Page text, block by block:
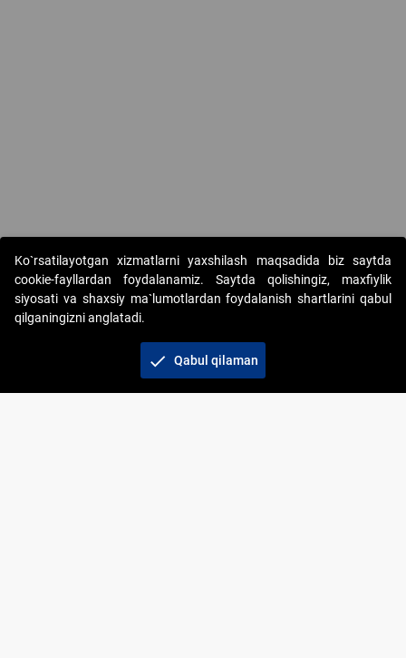
Copyright © 2017-2026. "Elektron onlayn-auksionlarni
tashkil etish" AJ. Barcha huquqlar himoyalangan
Ko`rsatilayotgan xizmatlarni yaxshilash maqsadida biz saytda
cookie-fayllardan foydalanamiz. Saytda qolishingiz, maxfiylik
siyosati va shaxsiy ma`lumotlardan foydalanish shartlarini qabul
qilganingizni anglatadi.
check Qabul qilaman